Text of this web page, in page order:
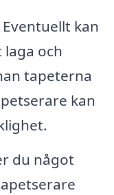
Eventuellt kan
och
tapeterna
kan
du något